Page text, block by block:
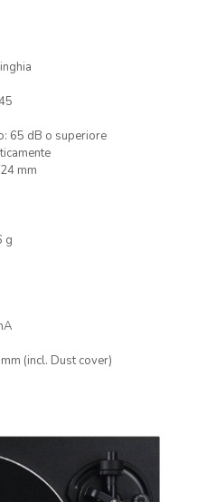
65 dB o superiore
mm
g
(incl. Dust cover)